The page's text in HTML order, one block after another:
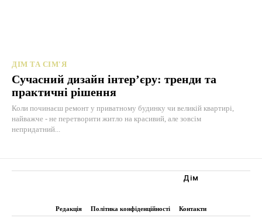
ДІМ ТА СІМ'Я
Сучасний дизайн інтер’єру: тренди та
практичні рішення
Коли починаєш ремонт у приватному будинку чи великій квартирі,
найважче - не перетворити житло на красивий, але зовсім
непридатний...
Дім
Редакція Політика конфіденційності Контакти